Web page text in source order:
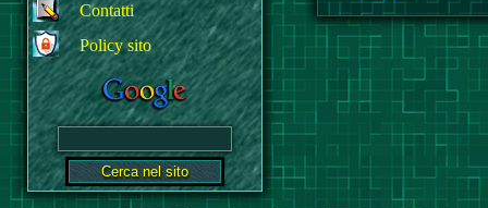
Contatti
Policy sito